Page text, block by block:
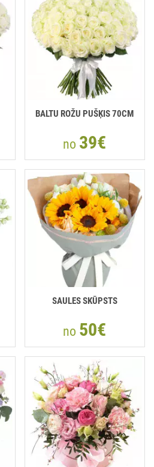
BALTU ROŽU PUŠĶIS 70CM
no 39€
SAULES SKŪPSTS
no 50€